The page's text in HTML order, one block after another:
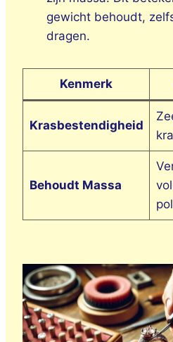
gewicht behoudt,
dragen.
Kenmerk
Krasbestendigheid
Behoudt Massa